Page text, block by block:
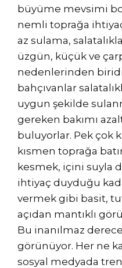
büyüme mevsimi
nemli toprağa
az sulama,
üzgün, küçük ve
nedenlerinden
bahçıvanlar
uygun şekilde
gereken bakımı
buluyorlar. Pek çok
kısmen toprağa
kesmek, içini suyla
ihtiyaç duyduğu
vermek gibi basit,
açıdan mantıklı
Bu inanılmaz
görünüyor. Her ne
sosyal medyada